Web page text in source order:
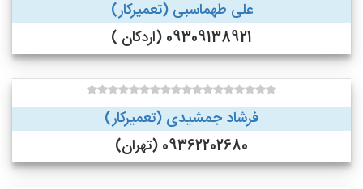
علی طهماسبی (تعمیرکار)
09309138921 (اردکان )
فرشاد جمشیدی (تعمیرکار)
09362202680 (تهران)